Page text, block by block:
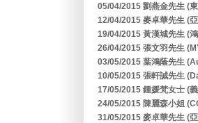
05/04/2015 劉燕金先生 (
12/04/2015 麥卓華先生 (
19/04/2015 黃漢城先生 (
26/04/2015 張文羽先生
03/05/2015 葉鴻蔭先生
10/05/2015 張軒誠先生
17/05/2015 鍾媛梵女士 (
24/05/2015 陳麗森小姐
31/05/2015 麥卓華先生 (